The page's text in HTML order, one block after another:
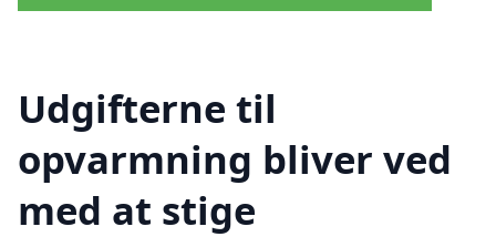
Udgifterne til
opvarmning bliver ved
med at stige